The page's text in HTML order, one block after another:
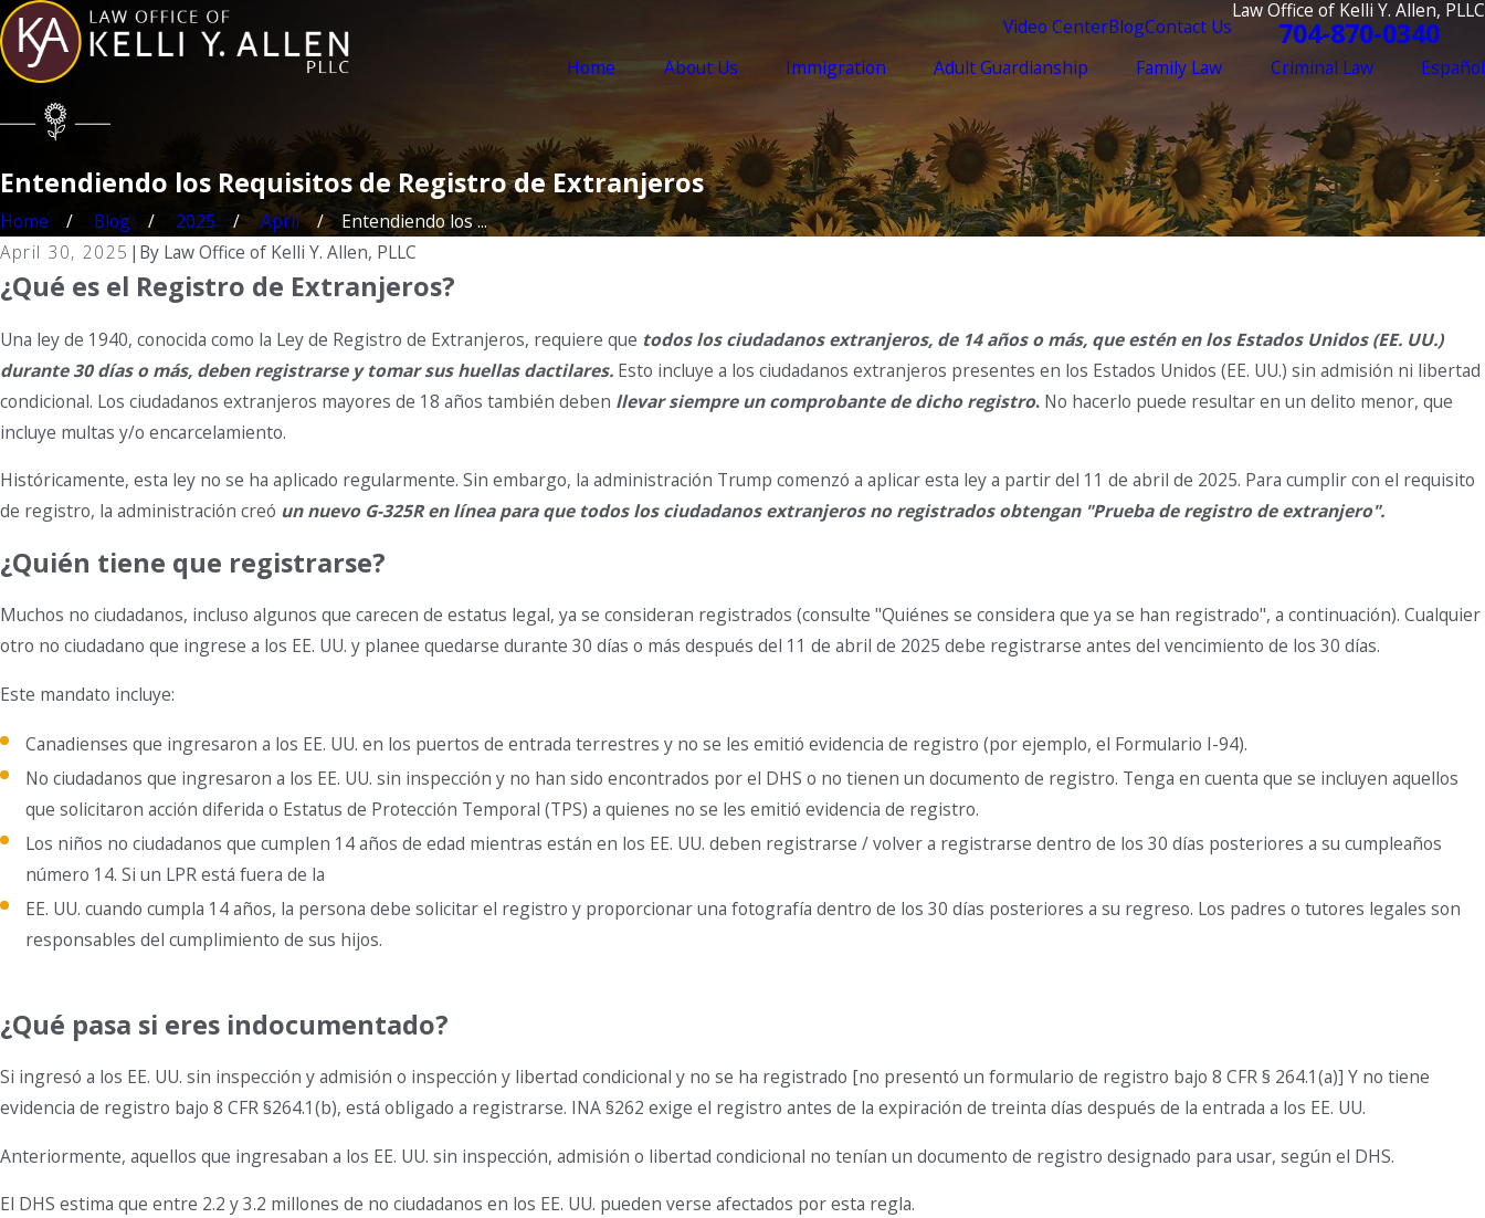
Video CenterBlogContact Us
Law Office of Kelli Y. Allen, PLLC
704-870-0340
Home About Us Immigration Adult Guardianship Family Law Criminal Law Español
Entendiendo los Requisitos de Registro de Extranjeros
Home Blog 2025 April
Entendiendo los ...
April 30, 2025 | By Law Office of Kelli Y. Allen, PLLC
¿Qué es el Registro de Extranjeros?
Una ley de 1940, conocida como la Ley de Registro de Extranjeros, requiere que todos los ciudadanos extranjeros, de 14 años o más, que estén en los Estados Unidos (EE. UU.)
durante 30 días o más, deben registrarse y tomar sus huellas dactilares. Esto incluye a los ciudadanos extranjeros presentes en los Estados Unidos (EE. UU.) sin admisión ni libertad
condicional. Los ciudadanos extranjeros mayores de 18 años también deben llevar siempre un comprobante de dicho registro. No hacerlo puede resultar en un delito menor, que
incluye multas y/o encarcelamiento.
Históricamente, esta ley no se ha aplicado regularmente. Sin embargo, la administración Trump comenzó a aplicar esta ley a partir del 11 de abril de 2025. Para cumplir con el requisito
de registro, la administración creó un nuevo G-325R en línea para que todos los ciudadanos extranjeros no registrados obtengan "Prueba de registro de extranjero".
¿Quién tiene que registrarse?
Muchos no ciudadanos, incluso algunos que carecen de estatus legal, ya se consideran registrados (consulte "Quiénes se considera que ya se han registrado", a continuación). Cualquier
otro no ciudadano que ingrese a los EE. UU. y planee quedarse durante 30 días o más después del 11 de abril de 2025 debe registrarse antes del vencimiento de los 30 días.
Este mandato incluye:
Canadienses que ingresaron a los EE. UU. en los puertos de entrada terrestres y no se les emitió evidencia de registro (por ejemplo, el Formulario I-94).
No ciudadanos que ingresaron a los EE. UU. sin inspección y no han sido encontrados por el DHS o no tienen un documento de registro. Tenga en cuenta que se incluyen aquellos
que solicitaron acción diferida o Estatus de Protección Temporal (TPS) a quienes no se les emitió evidencia de registro.
Los niños no ciudadanos que cumplen 14 años de edad mientras están en los EE. UU. deben registrarse / volver a registrarse dentro de los 30 días posteriores a su cumpleaños
número 14. Si un LPR está fuera de la
EE. UU. cuando cumpla 14 años, la persona debe solicitar el registro y proporcionar una fotografía dentro de los 30 días posteriores a su regreso. Los padres o tutores legales son
responsables del cumplimiento de sus hijos.
¿Qué pasa si eres indocumentado?
Si ingresó a los EE. UU. sin inspección y admisión o inspección y libertad condicional y no se ha registrado [no presentó un formulario de registro bajo 8 CFR § 264.1(a)] Y no tiene
evidencia de registro bajo 8 CFR §264.1(b), está obligado a registrarse. INA §262 exige el registro antes de la expiración de treinta días después de la entrada a los EE. UU.
Anteriormente, aquellos que ingresaban a los EE. UU. sin inspección, admisión o libertad condicional no tenían un documento de registro designado para usar, según el DHS.
El DHS estima que entre 2.2 y 3.2 millones de no ciudadanos en los EE. UU. pueden verse afectados por esta regla.